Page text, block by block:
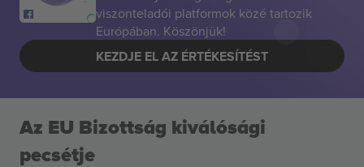
viszonteladói platformok közé tartozik
Európában. Köszönjük!
KEZDJE EL AZ ÉRTÉKESÍTÉST
Az EU Bizottság kiválósági
pecsétje